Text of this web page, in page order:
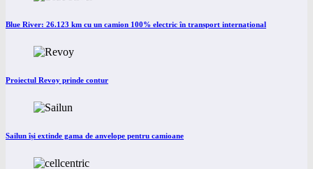
Blue River: 26.123 km cu un camion 100% electric în transport internațional
Proiectul Revoy prinde contur
Sailun își extinde gama de anvelope pentru camioane